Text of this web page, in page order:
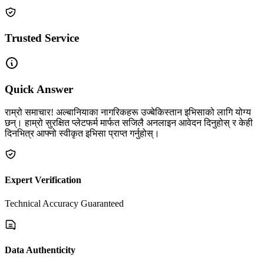
Trusted Service
Quick Answer
राम्रो समाचार! अल्बानियाका नागरिकहरू उज्बेकिस्तान इभिसाको लागि योग्य
छन्। हाम्रो सुरक्षित प्लेटफर्म मार्फत सजिलै अनलाइन आवेदन दिनुहोस् र केही
दिनभित्र आफ्नो स्वीकृत इभिसा प्राप्त गर्नुहोस्।
Expert Verification
Technical Accuracy Guaranteed
Data Authenticity